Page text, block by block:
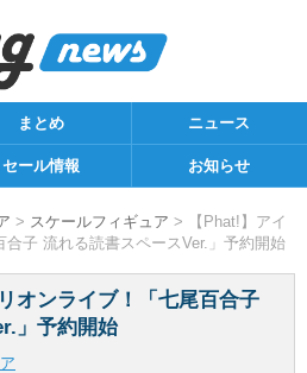
まとめ ニュース
セール情報 お知らせ
> スケールフィギュア > 【Phat!】アイ
子 流れる読書スペースVer.」予約開始
オンライブ！「七尾百合子
」予約開始